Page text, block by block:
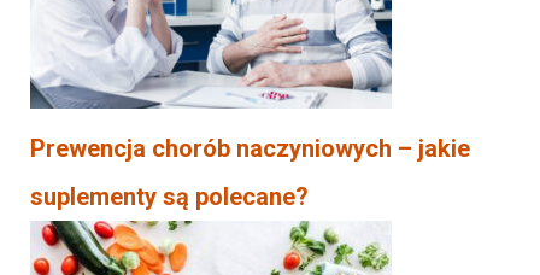
Prewencja chorób naczyniowych – jakie
suplementy są polecane?